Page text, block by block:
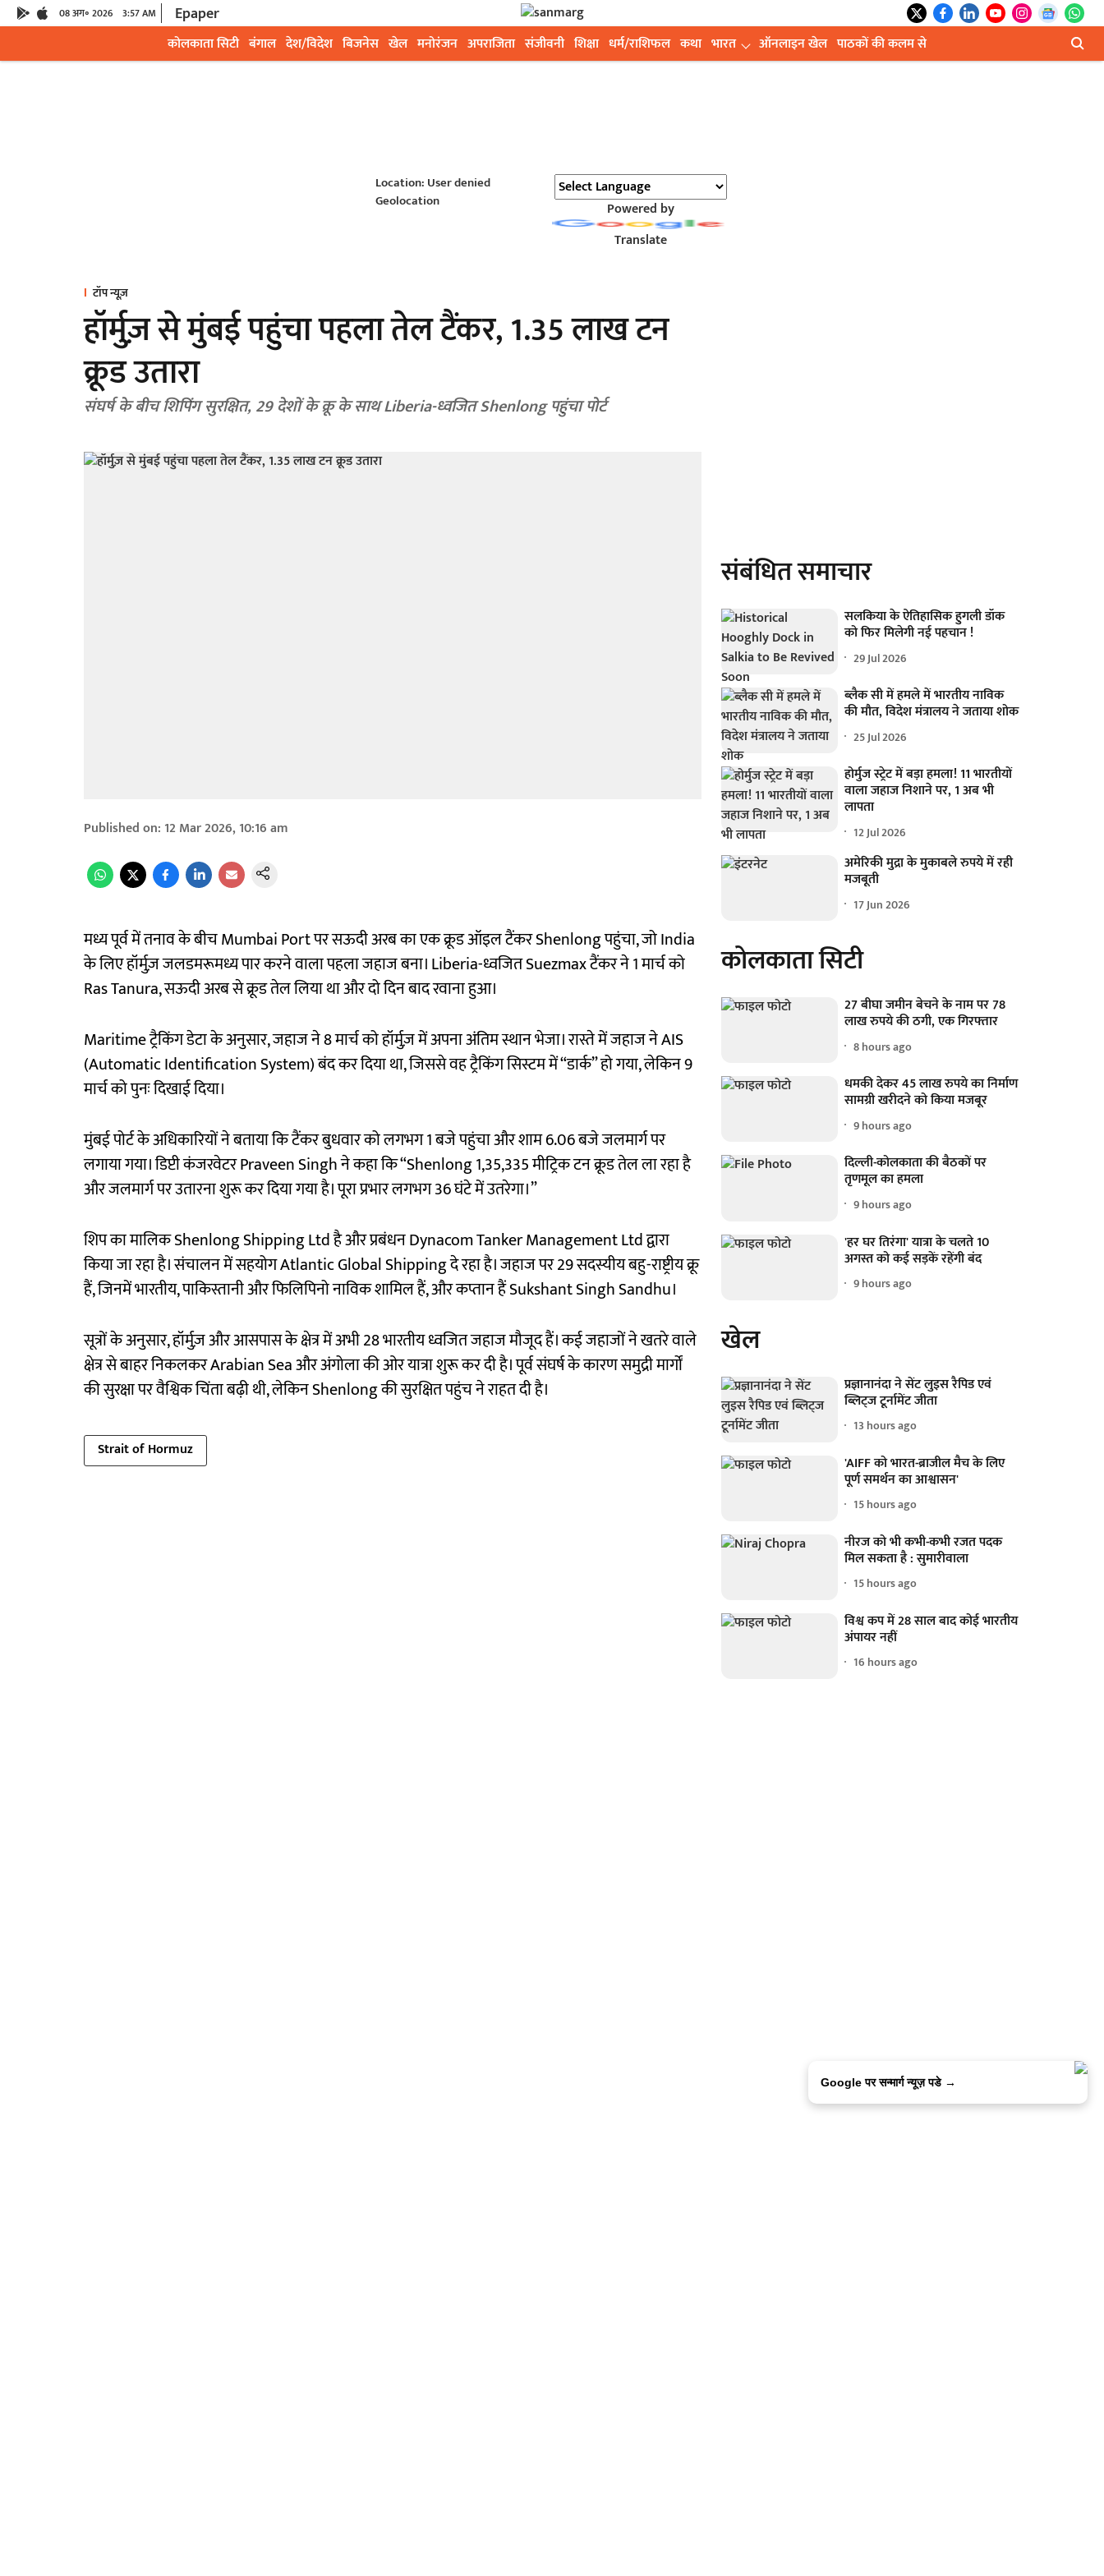
08 अग॰ 2026 3:57 AM Epaper
कोलकाता सिटी बंगाल देश/विदेश बिजनेस खेल मनोरंजन अपराजिता संजीवनी शिक्षा धर्म/राशिफल कथा भारत ऑनलाइन खेल पाठकों की कलम से
Location: User denied
Geolocation
Powered by
Translate
टॉप न्यूज़
हॉर्मुज़ से मुंबई पहुंचा पहला तेल टैंकर, 1.35 लाख टन
क्रूड उतारा
संघर्ष के बीच शिपिंग सुरक्षित, 29 देशों के क्रू के साथ Liberia-ध्वजित Shenlong पहुंचा पोर्ट
Published on: 12 Mar 2026, 10:16 am
मध्य पूर्व में तनाव के बीच Mumbai Port पर सऊदी अरब का एक क्रूड ऑइल टैंकर Shenlong पहुंचा, जो India
के लिए हॉर्मुज़ जलडमरूमध्य पार करने वाला पहला जहाज बना। Liberia-ध्वजित Suezmax टैंकर ने 1 मार्च को
Ras Tanura, सऊदी अरब से क्रूड तेल लिया था और दो दिन बाद रवाना हुआ।
Maritime ट्रैकिंग डेटा के अनुसार, जहाज ने 8 मार्च को हॉर्मुज़ में अपना अंतिम स्थान भेजा। रास्ते में जहाज ने AIS
(Automatic Identification System) बंद कर दिया था, जिससे वह ट्रैकिंग सिस्टम में “डार्क” हो गया, लेकिन 9
मार्च को पुनः दिखाई दिया।
मुंबई पोर्ट के अधिकारियों ने बताया कि टैंकर बुधवार को लगभग 1 बजे पहुंचा और शाम 6.06 बजे जलमार्ग पर
लगाया गया। डिप्टी कंजरवेटर Praveen Singh ने कहा कि “Shenlong 1,35,335 मीट्रिक टन क्रूड तेल ला रहा है
और जलमार्ग पर उतारना शुरू कर दिया गया है। पूरा प्रभार लगभग 36 घंटे में उतरेगा।”
शिप का मालिक Shenlong Shipping Ltd है और प्रबंधन Dynacom Tanker Management Ltd द्वारा
किया जा रहा है। संचालन में सहयोग Atlantic Global Shipping दे रहा है। जहाज पर 29 सदस्यीय बहु-राष्ट्रीय क्रू
हैं, जिनमें भारतीय, पाकिस्तानी और फिलिपिनो नाविक शामिल हैं, और कप्तान हैं Sukshant Singh Sandhu।
सूत्रों के अनुसार, हॉर्मुज़ और आसपास के क्षेत्र में अभी 28 भारतीय ध्वजित जहाज मौजूद हैं। कई जहाजों ने खतरे वाले
क्षेत्र से बाहर निकलकर Arabian Sea और अंगोला की ओर यात्रा शुरू कर दी है। पूर्व संघर्ष के कारण समुद्री मार्गों
की सुरक्षा पर वैश्विक चिंता बढ़ी थी, लेकिन Shenlong की सुरक्षित पहुंच ने राहत दी है।
Strait of Hormuz
संबंधित समाचार
सलकिया के ऐतिहासिक हुगली डॉक
को फिर मिलेगी नई पहचान !
29 Jul 2026
ब्लैक सी में हमले में भारतीय नाविक
की मौत, विदेश मंत्रालय ने जताया शोक
25 Jul 2026
होर्मुज स्ट्रेट में बड़ा हमला! 11 भारतीयों
वाला जहाज निशाने पर, 1 अब भी
लापता
12 Jul 2026
अमेरिकी मुद्रा के मुकाबले रुपये में रही
मजबूती
17 Jun 2026
कोलकाता सिटी
27 बीघा जमीन बेचने के नाम पर 78
लाख रुपये की ठगी, एक गिरफ्तार
8 hours ago
धमकी देकर 45 लाख रुपये का निर्माण
सामग्री खरीदने को किया मजबूर
9 hours ago
दिल्ली-कोलकाता की बैठकों पर
तृणमूल का हमला
9 hours ago
'हर घर तिरंगा' यात्रा के चलते 10
अगस्त को कई सड़कें रहेंगी बंद
9 hours ago
खेल
प्रज्ञानानंदा ने सेंट लुइस रैपिड एवं
ब्लिट्ज टूर्नामेंट जीता
13 hours ago
'AIFF को भारत-ब्राजील मैच के लिए
पूर्ण समर्थन का आश्वासन'
15 hours ago
नीरज को भी कभी-कभी रजत पदक
मिल सकता है : सुमारीवाला
15 hours ago
विश्व कप में 28 साल बाद कोई भारतीय
अंपायर नहीं
16 hours ago
Google पर सन्मार्ग न्यूज़ पडे →